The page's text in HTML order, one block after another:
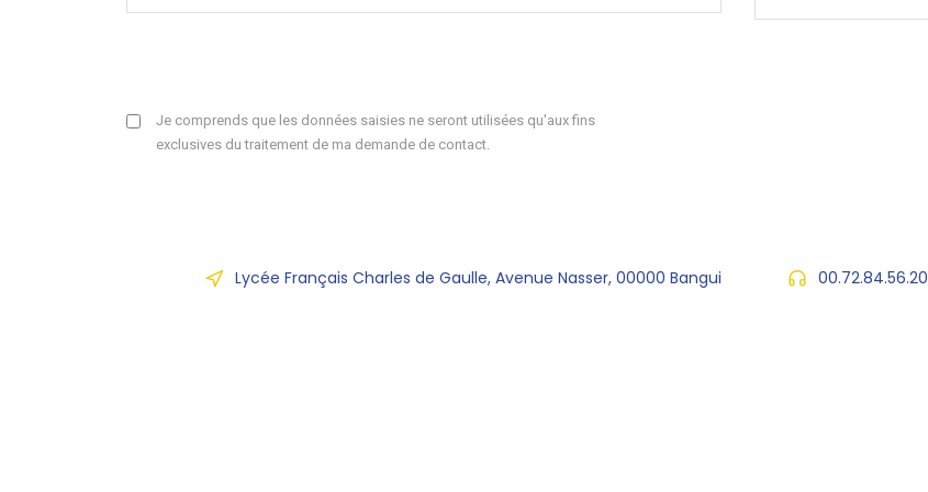
Je comprends que les données saisies ne seront utilisées qu'aux fins
exclusives du traitement de ma demande de contact.
Lycée Français Charles de Gaulle, Avenue Nasser, 00000 Bangui 00.72.84.56.20